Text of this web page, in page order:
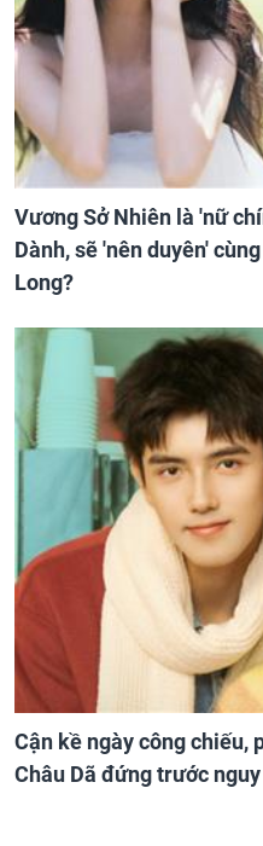
Vương Sở Nhiên là 'nữ
Dành, sẽ 'nên duyên'
Long?
Cận kề ngày công chiếu,
Châu Dã đứng trước